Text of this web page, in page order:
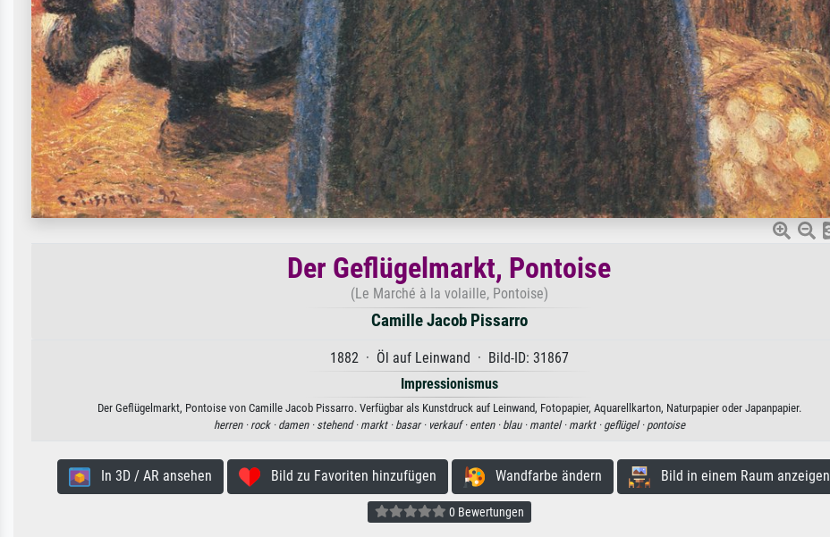
Der Geflügelmarkt, Pontoise
(Le Marché à la volaille, Pontoise)
Camille Jacob Pissarro
1882 · Öl auf Leinwand · Bild-ID: 31867
Impressionismus
Der Geflügelmarkt, Pontoise von Camille Jacob Pissarro. Verfügbar als Kunstdruck auf Leinwand, Fotopapier, Aquarellkarton, Naturpapier oder Japanpapier.
herren · rock · damen · stehend · markt · basar · verkauf · enten · blau · mantel · markt · geflügel · pontoise
In 3D / AR ansehen Bild zu Favoriten hinzufügen Wandfarbe ändern Bild in einem Raum anzeigen
0 Bewertungen